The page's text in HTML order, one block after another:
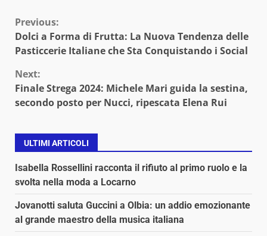
Continue
Reading
Previous:
Dolci a Forma di Frutta: La Nuova Tendenza delle
Pasticcerie Italiane che Sta Conquistando i Social
Next:
Finale Strega 2024: Michele Mari guida la sestina,
secondo posto per Nucci, ripescata Elena Rui
ULTIMI ARTICOLI
Isabella Rossellini racconta il rifiuto al primo ruolo e la
svolta nella moda a Locarno
Jovanotti saluta Guccini a Olbia: un addio emozionante
al grande maestro della musica italiana